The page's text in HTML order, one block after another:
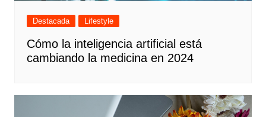
Destacada Lifestyle
Cómo la inteligencia artificial está
cambiando la medicina en 2024